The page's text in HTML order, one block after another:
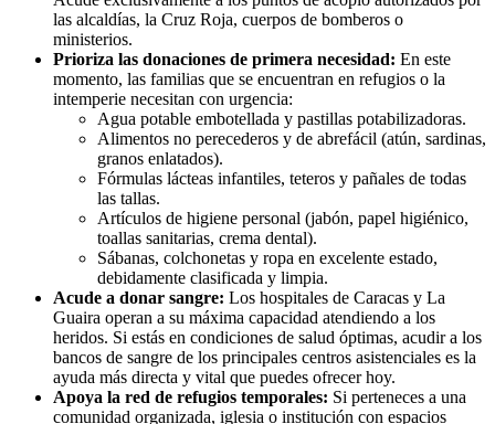
las alcaldías, la Cruz Roja, cuerpos de bomberos o
ministerios.
Prioriza las donaciones de primera necesidad: En este
momento, las familias que se encuentran en refugios o la
intemperie necesitan con urgencia:
Agua potable embotellada y pastillas potabilizadoras.
Alimentos no perecederos y de abrefácil (atún, sardinas,
granos enlatados).
Fórmulas lácteas infantiles, teteros y pañales de todas
las tallas.
Artículos de higiene personal (jabón, papel higiénico,
toallas sanitarias, crema dental).
Sábanas, colchonetas y ropa en excelente estado,
debidamente clasificada y limpia.
Acude a donar sangre: Los hospitales de Caracas y La
Guaira operan a su máxima capacidad atendiendo a los
heridos. Si estás en condiciones de salud óptimas, acudir a los
bancos de sangre de los principales centros asistenciales es la
ayuda más directa y vital que puedes ofrecer hoy.
Apoya la red de refugios temporales: Si perteneces a una
comunidad organizada, iglesia o institución con espacios